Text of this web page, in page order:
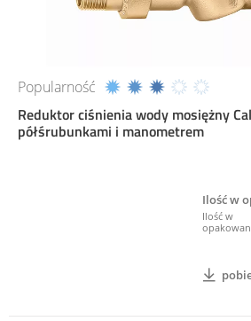
Popularność
Reduktor ciśnienia wody mosiężny
półśrubunkami i manometrem
Ilość w